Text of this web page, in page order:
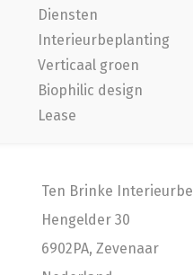
Diensten
Interieurbeplanting
Verticaal groen
Biophilic design
Lease
Ten Brinke
Hengelder 30
6902PA, Zevenaar